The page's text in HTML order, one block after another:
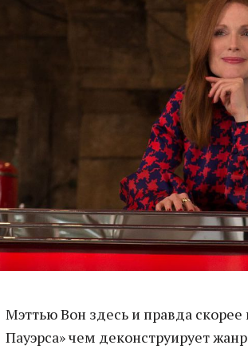
Мэттью Вон здесь и правда скорее
Пауэрса» чем деконструирует